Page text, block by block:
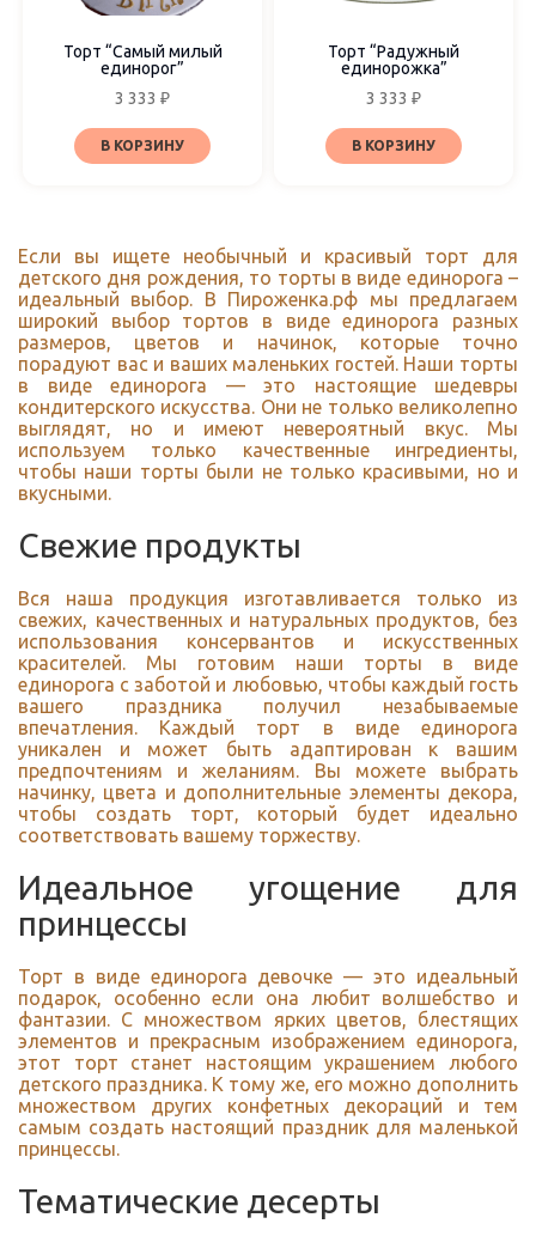
Торт “Самый милый
единорог”
3 333 ₽
В КОРЗИНУ
Торт “Радужный
единорожка”
3 333 ₽
В КОРЗИНУ
Если вы ищете необычный и красивый торт для
детского дня рождения, то торты в виде единорога –
идеальный выбор. В Пироженка.рф мы предлагаем
широкий выбор тортов в виде единорога разных
размеров, цветов и начинок, которые точно
порадуют вас и ваших маленьких гостей. Наши торты
в виде единорога — это настоящие шедевры
кондитерского искусства. Они не только великолепно
выглядят, но и имеют невероятный вкус. Мы
используем только качественные ингредиенты,
чтобы наши торты были не только красивыми, но и
вкусными.
Свежие продукты
Вся наша продукция изготавливается только из
свежих, качественных и натуральных продуктов, без
использования консервантов и искусственных
красителей. Мы готовим наши торты в виде
единорога с заботой и любовью, чтобы каждый гость
вашего праздника получил незабываемые
впечатления. Каждый торт в виде единорога
уникален и может быть адаптирован к вашим
предпочтениям и желаниям. Вы можете выбрать
начинку, цвета и дополнительные элементы декора,
чтобы создать торт, который будет идеально
соответствовать вашему торжеству.
Идеальное угощение для
принцессы
Торт в виде единорога девочке — это идеальный
подарок, особенно если она любит волшебство и
фантазии. С множеством ярких цветов, блестящих
элементов и прекрасным изображением единорога,
этот торт станет настоящим украшением любого
детского праздника. К тому же, его можно дополнить
множеством других конфетных декораций и тем
самым создать настоящий праздник для маленькой
принцессы.
Тематические десерты